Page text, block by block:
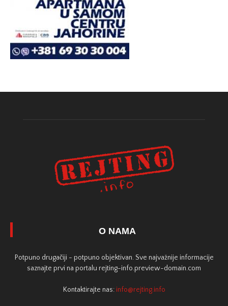
O NAMA
Potpuno drugačiji - potpuno objektivan. Sve najvažnije informacije
saznajte prvi na portalu rejting-info.preview-domain.com
Kontaktirajte nas: info@rejting.info